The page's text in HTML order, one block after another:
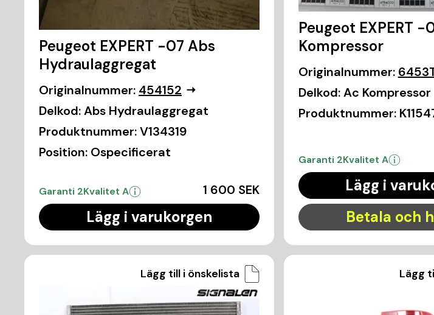
Peugeot EXPERT -07 Abs
Hydraulaggregat
Originalnummer: 454152
Delkod:Abs Hydraulaggregat
Produktnummer:V134319
Position: Ospecificerat
Garanti 2Kvalitet A 1 600 SEK
Lägg i varukorgen
Peugeot EXPERT -
Kompressor
Originalnummer:
Delkod: Ac Kompressor
Produktnummer:
Garanti 2Kvalitet A
Lägg i
Betala och
Lägg till i önskelista Lägg